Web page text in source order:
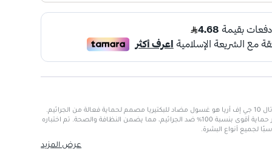
غسول الجسم لايف بوي بي دبليو توتال 10 جي إف أريا هو غسول مضاد للبكتيريا مصمم لحماية فعالة من الجراثيم.
يحتوي على تركيبة فضية نشطة توفر حماية أقوى بنسبة 100% ضد الجراثيم، مما يضمن النظافة والصحة. تم اختباره
لجميع أنواع البشرة.
عرض المزيد